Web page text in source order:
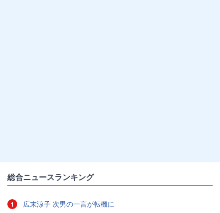
総合ニュースランキング
1 広末涼子 次男の一言が転機に